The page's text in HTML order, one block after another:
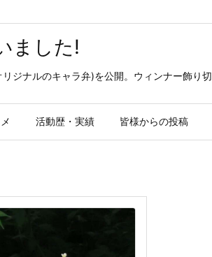
ました!
ジナルのキャラ弁)を公開。ウィンナー飾り
活動歴・実績 皆様からの投稿